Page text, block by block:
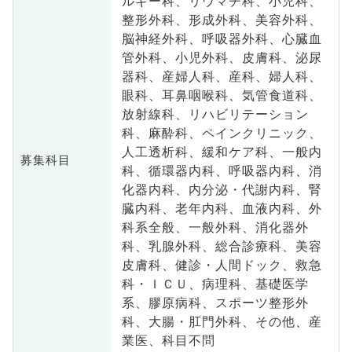
募集科目
整形外科、形成外科、美容外科、
脳神経外科、呼吸器外科、心臓血
管外科、小児外科、皮膚科、泌尿
器科、産婦人科、産科、婦人科、
眼科、耳鼻咽喉科、気管食道科、
放射線科、リハビリテーション
科、麻酔科、ペインクリニック、
人工透析科、緩和ケア科、一般内
科、循環器内科、呼吸器内科、消
化器内科、内分泌・代謝内科、腎
臓内科、老年内科、血液内科、外
科系全般、一般外科、消化器外
科、乳腺外科、総合診療科、美容
皮膚科、健診・人間ドック、救急
科・ＩＣＵ、病理科、基礎医学
系、膠原病科、スポーツ整形外
科、大腸・肛門外科、その他、産
業医、科目不問